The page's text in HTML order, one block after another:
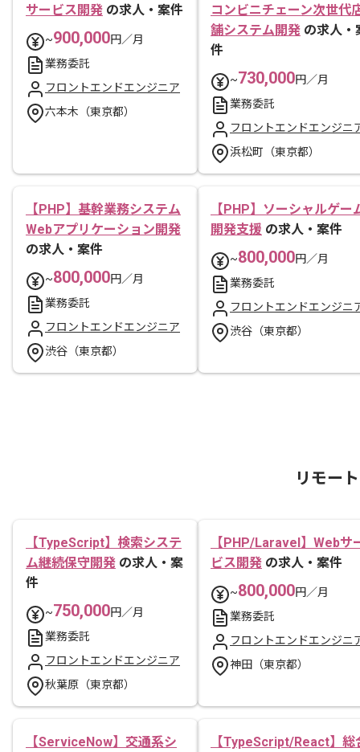
サービス開発 の求人・案件
~900,000円／月
業務委託
フロントエンドエンジニア
六本木（東京都）
コンビニチェーン次世代
舗システム開発 の求人・
件
~730,000円／月
業務委託
フロントエンドエンジニ
浜松町（東京都）
【PHP】基幹業務システム
Webアプリケーション開発
の求人・案件
~800,000円／月
業務委託
フロントエンドエンジニア
渋谷（東京都）
【PHP】ソーシャルゲー
開発支援 の求人・案件
~800,000円／月
業務委託
フロントエンドエンジニ
渋谷（東京都）
リモー
【TypeScript】検索システ
ム継続保守開発 の求人・案
件
~750,000円／月
業務委託
フロントエンドエンジニア
秋葉原（東京都）
【PHP/Laravel】Webサ
ビス開発 の求人・案件
~800,000円／月
業務委託
フロントエンドエンジニ
神田（東京都）
【ServiceNow】交通系シ 【TypeScript/React】総